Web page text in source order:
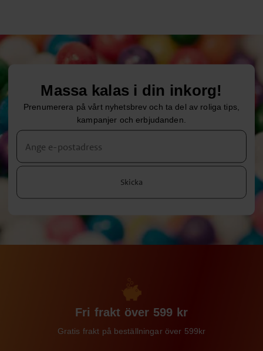
Massa kalas i din inkorg!
Prenumerera på vårt nyhetsbrev och ta del av roliga tips,
kampanjer och erbjudanden.
Skicka
Fri frakt över 599 kr
Gratis frakt på beställningar över 599kr